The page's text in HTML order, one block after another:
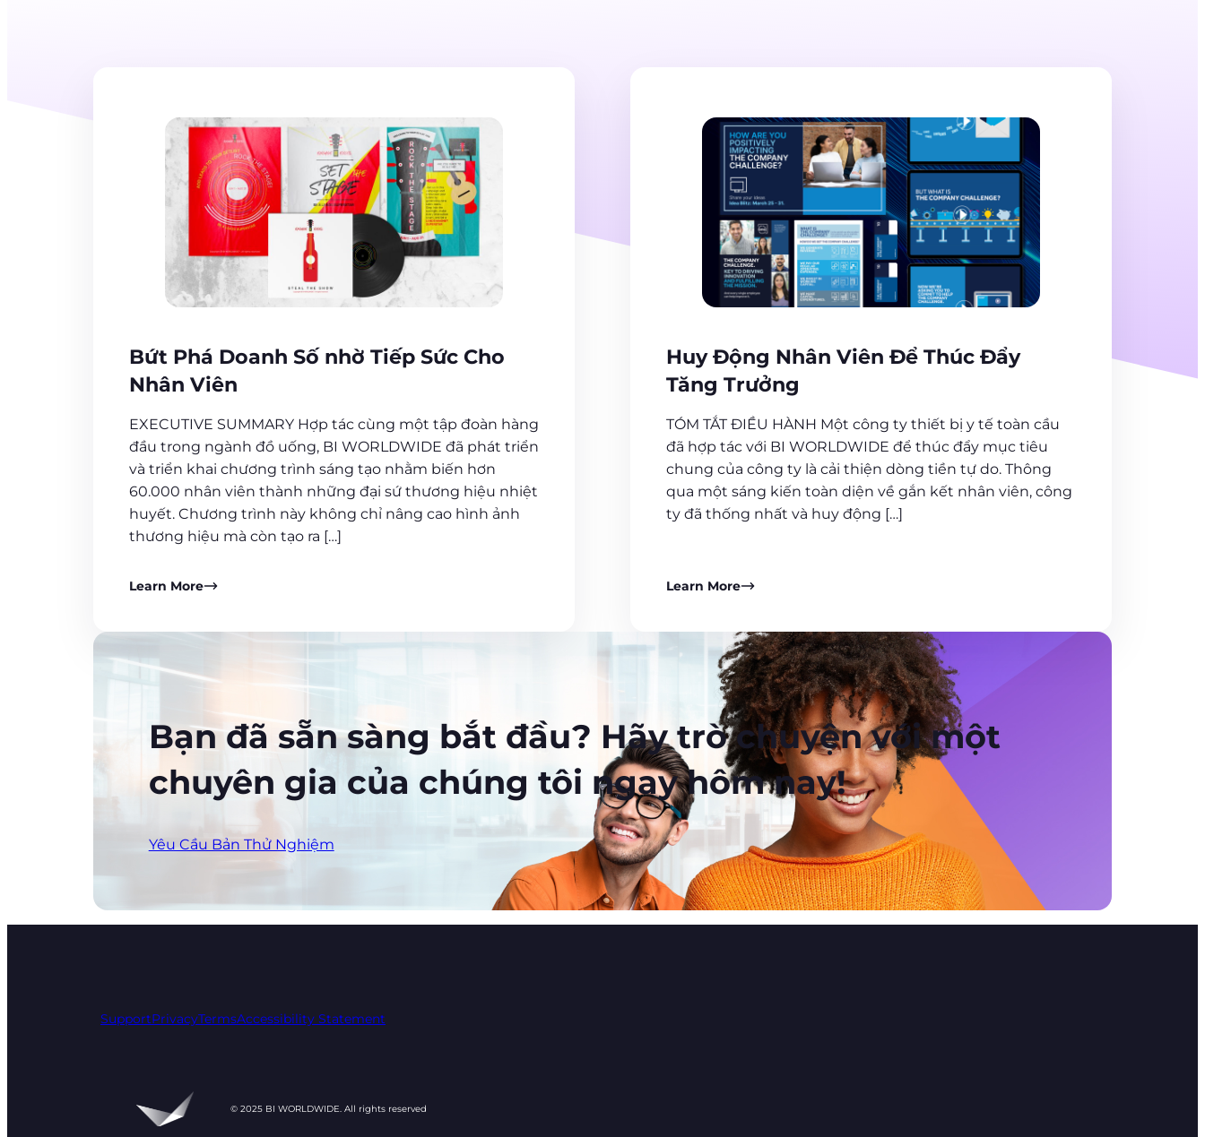
Bứt Phá Doanh Số nhờ Tiếp Sức Cho
Nhân Viên
EXECUTIVE SUMMARY Hợp tác cùng một tập đoàn hàng
đầu trong ngành đồ uống, BI WORLDWIDE đã phát triển
và triển khai chương trình sáng tạo nhằm biến hơn
60.000 nhân viên thành những đại sứ thương hiệu nhiệt
huyết. Chương trình này không chỉ nâng cao hình ảnh
thương hiệu mà còn tạo ra […]
Learn More
Huy Động Nhân Viên Để Thúc Đẩy
Tăng Trưởng
TÓM TẮT ĐIỀU HÀNH Một công ty thiết bị y tế toàn cầu
đã hợp tác với BI WORLDWIDE để thúc đẩy mục tiêu
chung của công ty là cải thiện dòng tiền tự do. Thông
qua một sáng kiến toàn diện về gắn kết nhân viên, công
ty đã thống nhất và huy động […]
Learn More
Bạn đã sẵn sàng bắt đầu? Hãy trò chuyện với một
chuyên gia của chúng tôi ngay hôm nay!
Yêu Cầu Bản Thử Nghiệm
SupportPrivacyTermsAccessibility Statement
© 2025 BI WORLDWIDE. All rights reserved